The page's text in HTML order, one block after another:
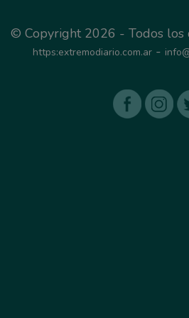
© Copyright 2026 - Todos los
https:extremodiario.com.ar -